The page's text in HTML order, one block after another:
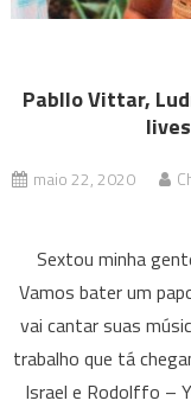
Pabllo Vittar,
maio 22, 2020
Sextou minha
Vamos bater um
vai cantar suas
trabalho que tá
Israel e Rodolffo –